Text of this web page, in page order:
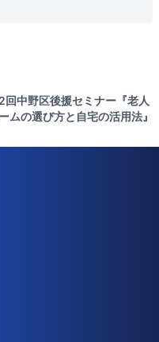
回中野区後援セミナー『老人
ムの選び方と自宅の活用法』